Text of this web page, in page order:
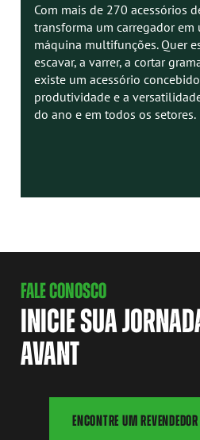
Com mais de 270 acessórios
transforma um carregador em
máquina multifunções. Quer
escavar, a varrer, a cortar
existe um acessório
produtividade e a
do ano e em todos os setores.
FALE CONOSCO
INICIE SUA
AVANT
ENCONTRE UM REVENDEDOR